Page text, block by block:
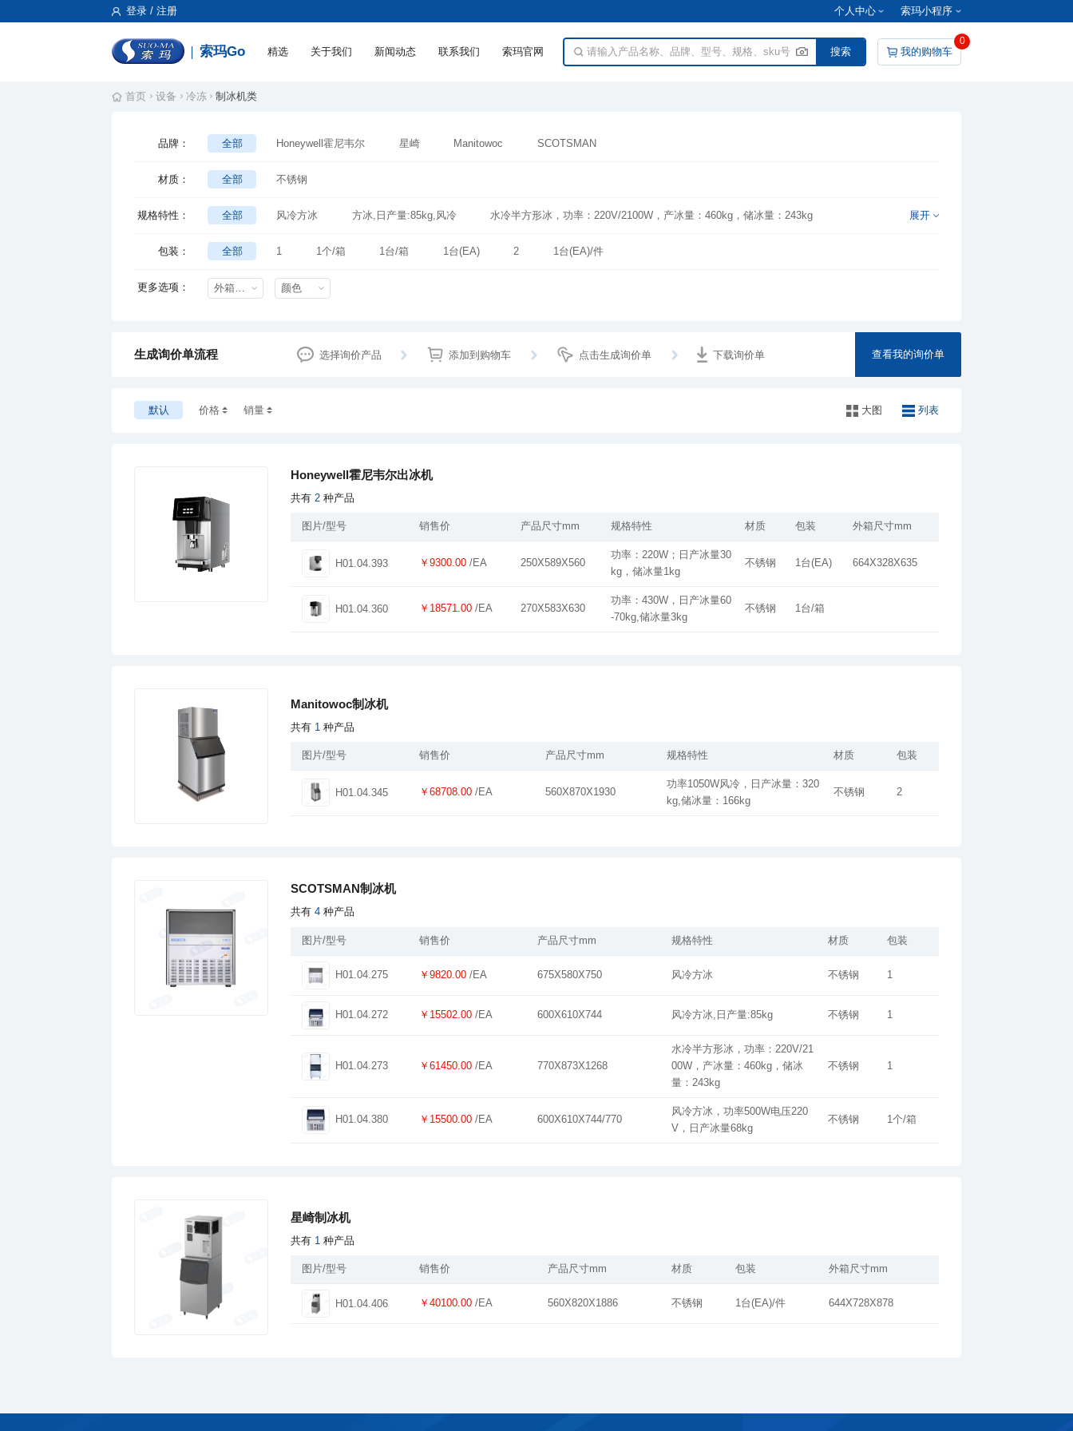
登录 / 注册 个人中心 索玛小程序
索玛Go 精选 关于我们 新闻动态 联系我们 索玛官网 我的购物车
0
首页 设备 冷冻 制冰机类
品牌： 全部 Honeywell霍尼韦尔 星崎 Manitowoc SCOTSMAN
材质： 全部 不锈钢
规格特性： 全部 风冷方冰 方冰,日产量:85kg,风冷 水冷半方形冰，功率：220V/2100W，产冰量：460kg，储冰量：243kg
风冷方冰,日产量:85kg 功率1050W风冷，日产冰量：320kg,储冰量：166kg
展开
包装： 全部 1 1个/箱 1台/箱 1台(EA) 2 1台(EA)/件
更多选项： 外箱尺寸mm 颜色
生成询价单流程 选择询价产品 添加到购物车 点击生成询价单 下载询价单 查看我的询价单
默认 价格 销量 大图 列表
Honeywell霍尼韦尔出冰机
共有 2 种产品
图片/型号 销售价 产品尺寸mm 规格特性 材质 包装 外箱尺寸mm
H01.04.393 ￥9300.00 /EA 250X589X560
kg，储冰量1kg
不锈钢 1台(EA) 664X328X635
H01.04.360 ￥18571.00 /EA 270X583X630
-70kg,储冰量3kg
不锈钢 1台/箱
Manitowoc制冰机
共有 1 种产品
图片/型号 销售价 产品尺寸mm 规格特性 材质 包装
H01.04.345 ￥68708.00 /EA 560X870X1930
kg,储冰量：166kg
不锈钢 2
SCOTSMAN制冰机
共有 4 种产品
图片/型号 销售价 产品尺寸mm 规格特性 材质 包装
H01.04.275 ￥9820.00 /EA 675X580X750 风冷方冰 不锈钢 1
H01.04.272 ￥15502.00 /EA 600X610X744 风冷方冰,日产量:85kg 不锈钢 1
H01.04.273 ￥61450.00 /EA
770X873X1268
量：243kg
不锈钢 1
H01.04.380 ￥15500.00 /EA 600X610X744/770
V，日产冰量68kg
不锈钢 1个/箱
星崎制冰机
共有 1 种产品
图片/型号 销售价 产品尺寸mm 材质 包装 外箱尺寸mm
H01.04.406 ￥40100.00 /EA 560X820X1886 不锈钢 1台(EA)/件 644X728X878